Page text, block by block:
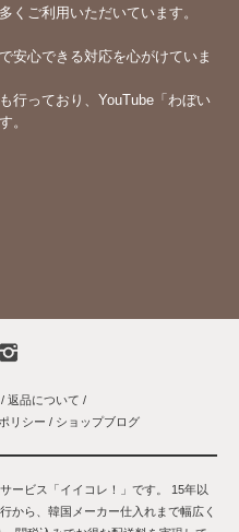
くご利用いただいています。
安心できる対応を心がけていま
行っており、YouTube「 わぼい
。
/ 返品について /
リシー / ショップブログ
ービス「イイコレ！」です。 15年以
から、韓国メーカー仕入れまで幅広く